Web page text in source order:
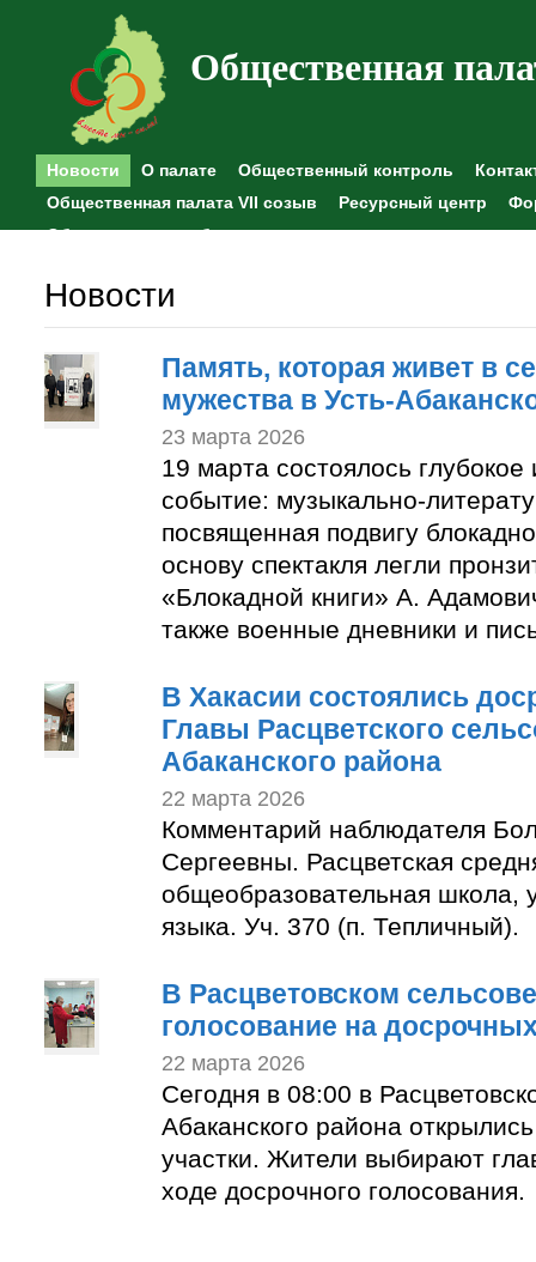
Общественная
Новости О палате Общественный контроль
Общественная палата VII созыв
Ресурсный центр
Общественные наблюдения
Новости
Память, которая живет в
мужества в Усть-
23 марта 2026
19 марта состоялось
событие: музыкально-
посвященная подвигу
основу спектакля легли
«Блокадной книги» А.
также военные дневники и
В Хакасии состоялись
Главы Расцветского
Абаканского района
22 марта 2026
Комментарий наблюдателя
Сергеевны. Расцветская
общеобразовательная школа,
языка. Уч. 370 (п. Тепличный).
В Расцветовском
голосование на
22 марта 2026
Сегодня в 08:00 в
Абаканского района
участки. Жители выбирают
ходе досрочного голосования.